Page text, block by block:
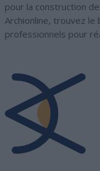
pour la construction
Archionline, trouvez
professionnels pour